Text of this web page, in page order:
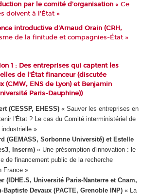
par le comité d'organisation « Ce
doivent à l'État »
introductive d'Arnaud Orain (CRH,
de la finitude et compagnies-État »
1 : Des entreprises qui captent les
de l'État financeur (discutée
(CMW, ENS de Lyon) et Benjamin
Paris-Dauphine))
(CESSP, EHESS)« Sauver les entreprises en
l'État ? Le cas du Comité interministériel de
»
(GEMASS, Sorbonne Université) et Estelle
Inserm)« Une présomption d'innovation : le
de financement public de la recherche
France »
(IDHE.S, Université Paris-Nanterre et Cnam,
Baptiste Devaux (PACTE, Grenoble INP)« La